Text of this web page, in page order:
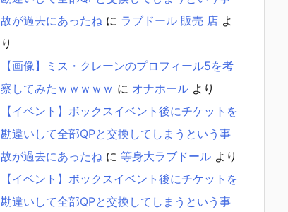
故が過去にあったね に ラブドール 販売 店 よ
り
【画像】ミス・クレーンのプロフィール5を考
察してみたｗｗｗｗｗ に オナホール より
【イベント】ボックスイベント後にチケットを
勘違いして全部QPと交換してしまうという事
故が過去にあったね に 等身大ラブドール より
【イベント】ボックスイベント後にチケットを
勘違いして全部QPと交換してしまうという事